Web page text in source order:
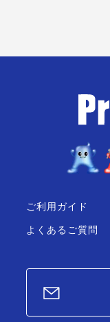
ご利用ガイド
よくあるご質問